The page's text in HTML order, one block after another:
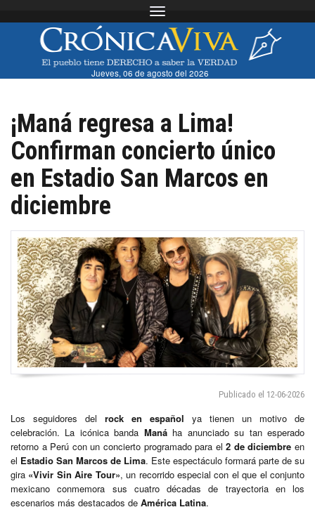
Toggle navigation
Jueves, 06 de agosto del 2026
¡Maná regresa a Lima!
Confirman concierto único
en Estadio San Marcos en
diciembre
Publicado el 12-06-2026
Los seguidores del rock en español ya tienen un motivo de
celebración. La icónica banda Manáha anunciado su tan esperado
retorno a Perú con un concierto programado para el2 de diciembre en
el Estadio San Marcos de Lima. Este espectáculo formará parte de su
gira «Vivir Sin Aire Tour», un recorrido especial con el que el conjunto
mexicano conmemora sus cuatro décadas de trayectoria en los
escenarios más destacados de América Latina.